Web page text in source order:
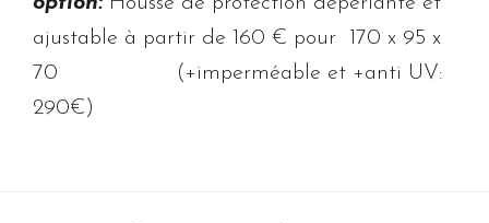
ajustable à partir de 160 € pour 170 x 95 x
70 (+imperméable et +anti UV:
290€)